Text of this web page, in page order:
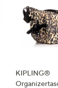
KIPLING®